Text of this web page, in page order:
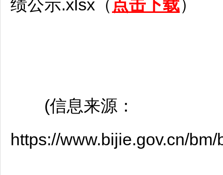
绩公示.xlsx（ 点击下载）
(信息来源：
https://www.bijie.gov.cn/